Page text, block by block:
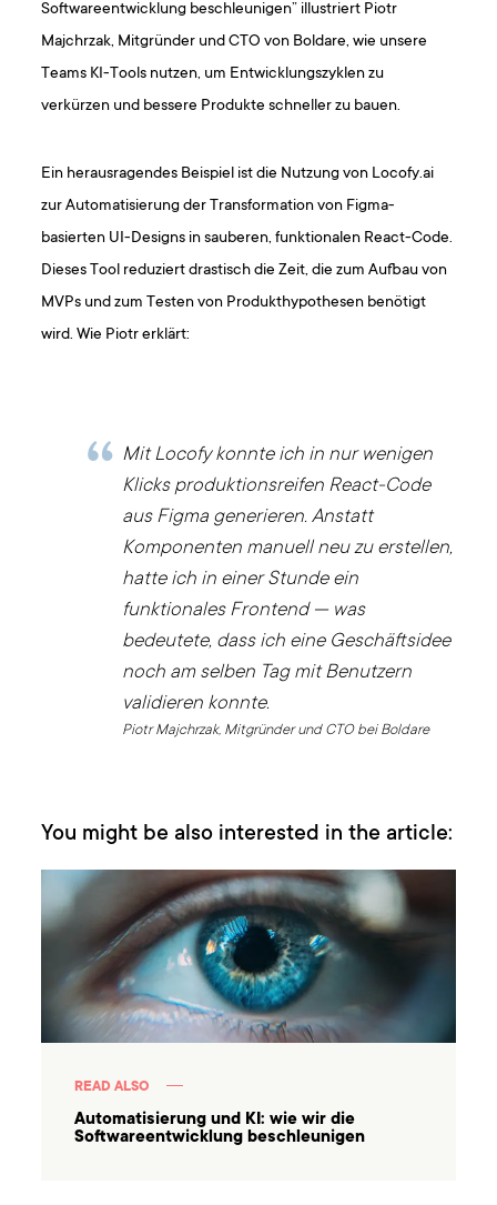
Softwareentwicklung beschleunigen” illustriert Piotr
Majchrzak, Mitgründer und CTO von Boldare, wie unsere
Teams KI-Tools nutzen, um Entwicklungszyklen zu
verkürzen und bessere Produkte schneller zu bauen.
Ein herausragendes Beispiel ist die Nutzung von Locofy.ai
zur Automatisierung der Transformation von Figma-
basierten UI-Designs in sauberen, funktionalen React-Code.
Dieses Tool reduziert drastisch die Zeit, die zum Aufbau von
MVPs und zum Testen von Produkthypothesen benötigt
wird. Wie Piotr erklärt:
Mit Locofy konnte ich in nur wenigen
Klicks produktionsreifen React-Code
aus Figma generieren. Anstatt
Komponenten manuell neu zu erstellen,
hatte ich in einer Stunde ein
funktionales Frontend — was
bedeutete, dass ich eine Geschäftsidee
noch am selben Tag mit Benutzern
validieren konnte.
Piotr Majchrzak, Mitgründer und CTO bei Boldare
You might be also interested in the article:
READ ALSO
Automatisierung und KI: wie wir die
Softwareentwicklung beschleunigen